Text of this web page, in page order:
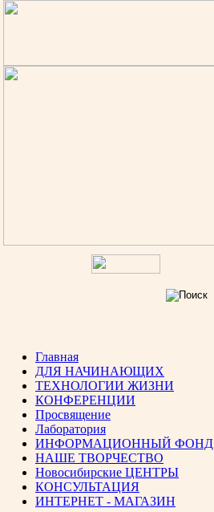
Главная
ДЛЯ НАЧИНАЮЩИХ
ТЕХНОЛОГИИ ЖИЗНИ
КОНФЕРЕНЦИИ
Просвящение
Лаборатория
ИНФОРМАЦИОННЫЙ ФОНД
НАШЕ ТВОРЧЕСТВО
Новосибирские ЦЕНТРЫ
КОНСУЛЬТАЦИЯ
ИНТЕРНЕТ - МАГАЗИН